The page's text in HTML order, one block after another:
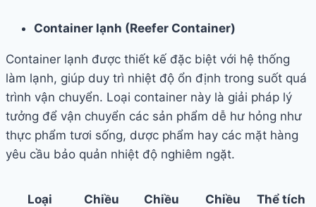
Container lạnh (Reefer Container)
Container lạnh được thiết kế đặc biệt với hệ thống
làm lạnh, giúp duy trì nhiệt độ ổn định trong suốt quá
trình vận chuyển. Loại container này là giải pháp lý
tưởng để vận chuyển các sản phẩm dễ hư hỏng như
thực phẩm tươi sống, dược phẩm hay các mặt hàng
yêu cầu bảo quản nhiệt độ nghiêm ngặt.
Loại
Chiều
Chiều
Chiều
Thể tích